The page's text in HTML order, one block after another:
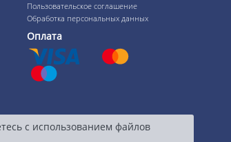
Пользовательское соглашение
Обработка персональных данных
Оплата
с использованием файлов